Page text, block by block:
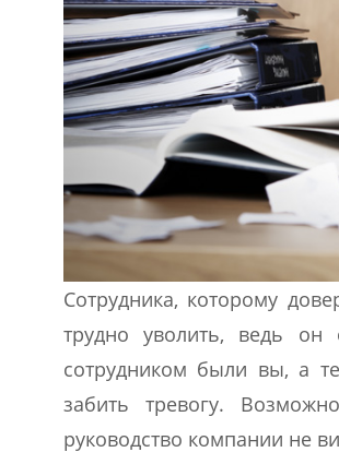
Сотрудника, которому
трудно уволить, ведь он
сотрудником были вы, а
забить тревогу.
руководство компании не